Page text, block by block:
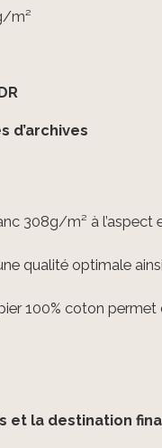
m²
d’archives
308g/m² à
qualité optimale
100% coton
et la destination